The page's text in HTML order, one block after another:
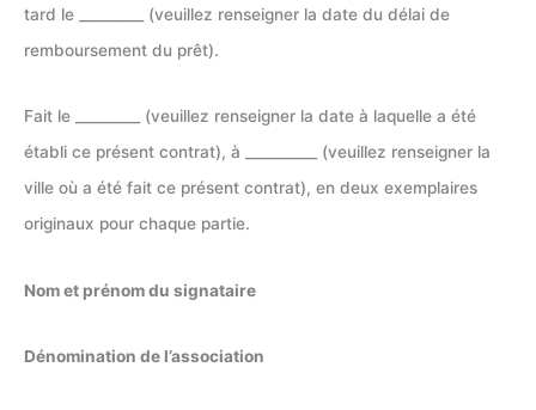
tard le _________ (veuillez renseigner la date du délai de
remboursement du prêt).
Fait le _________ (veuillez renseigner la date à laquelle a été
établi ce présent contrat), à __________ (veuillez renseigner la
ville où a été fait ce présent contrat), en deux exemplaires
originaux pour chaque partie.
Nom et prénom du signataire
Dénomination de l’association